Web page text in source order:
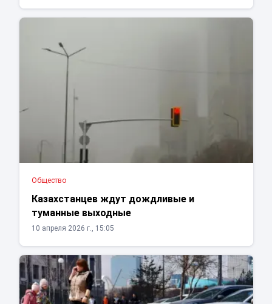
Общество
Казахстанцев ждут дождливые и
туманные выходные
10 апреля 2026 г., 15:05